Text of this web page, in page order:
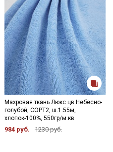
Махровая ткань Люкс цв.Небесно-
голубой, СОРТ2, ш.1.55м,
хлопок-100%, 550гр/м.кв
984 руб. 1230 руб.